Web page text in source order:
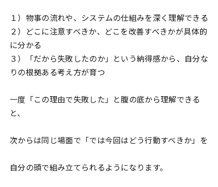
１）物事の流れや、システムの仕組みを深く理解できる
２）どこに注意すべきか、どこを改善すべきかが具体的
に分かる
３）「だから失敗したのか」という納得感から、自分な
りの根拠ある考え方が育つ
一度「この理由で失敗した」と腹の底から理解できる
と、
次からは同じ場面で「では今回はどう行動すべきか」を
自分の頭で組み立てられるようになります。